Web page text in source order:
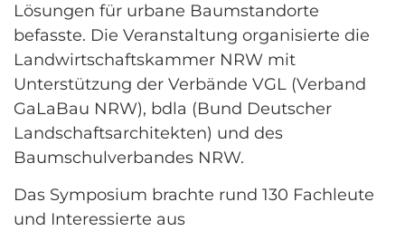
Lösungen für urbane Baumstandorte
befasste. Die Veranstaltung organisierte die
Landwirtschaftskammer NRW mit
Unterstützung der Verbände VGL (Verband
GaLaBau NRW), bdla (Bund Deutscher
Landschaftsarchitekten) und des
Baumschulverbandes NRW.
Das Symposium brachte rund 130 Fachleute
und Interessierte aus